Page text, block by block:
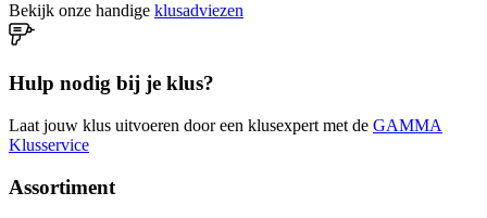
Bekijk onze handige klusadviezen
Hulp nodig bij je klus?
Laat jouw klus uitvoeren door een klusexpert met de GAMMA
Klusservice
Assortiment